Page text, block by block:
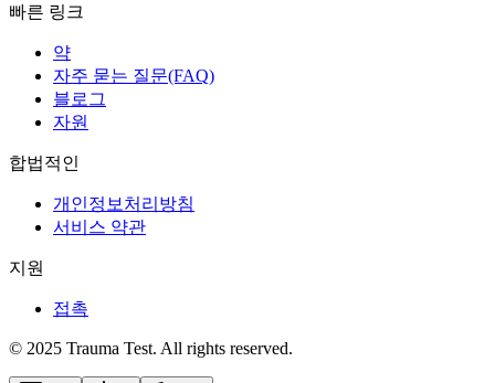
빠른 링크
약
자주 묻는 질문(FAQ)
블로그
자원
합법적인
개인정보처리방침
서비스 약관
지원
접촉
© 2025 Trauma Test. All rights reserved.